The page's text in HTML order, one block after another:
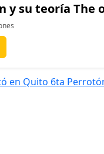
y su teoría The